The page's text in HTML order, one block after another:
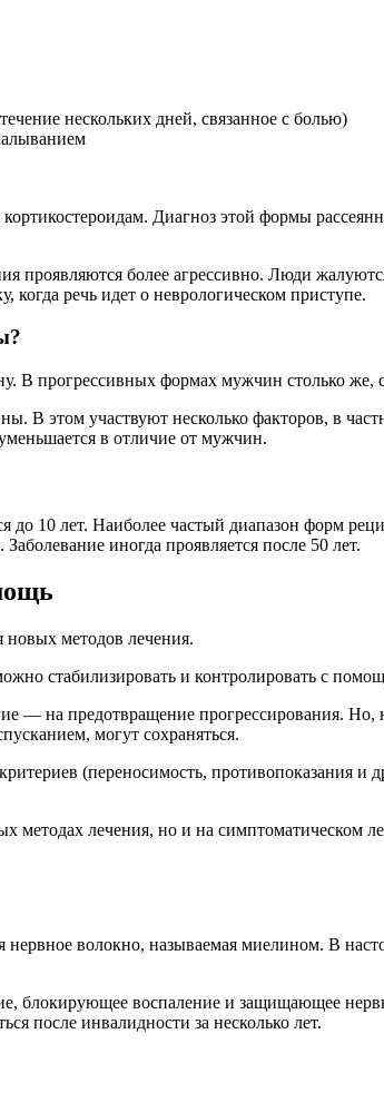
нескольких дней, связанное с болью)
Диагноз этой формы
более агрессивно. Люди
речь идет о неврологическом приступе.
В прогрессивных формах мужчин столько же,
этом участвуют несколько факторов, в
в отличие от мужчин.
10 лет. Наиболее частый диапазон форм
иногда проявляется после 50 лет.
новых методов лечения.
стабилизировать и контролировать с
— на предотвращение прогрессирования. Но,
могут сохраняться.
(переносимость, противопоказания и
методах лечения, но и на симптоматическом
волокно, называемая миелином. В
блокирующее воспаление и защищающее
после инвалидности за несколько лет.